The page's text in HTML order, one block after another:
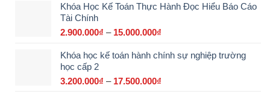
Khóa Học Kế Toán Thực Hành Đọc Hiểu Báo Cáo
Tài Chính
2.900.000₫ – 15.000.000₫
từ
Khóa học kế toán hành chính sự nghiệp trường
học cấp 2
3.200.000₫ – 17.500.000₫